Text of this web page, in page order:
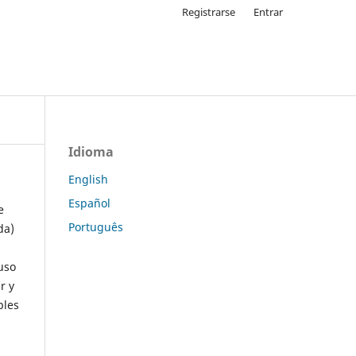
Registrarse Entrar
y
Idioma
English
Español
Português